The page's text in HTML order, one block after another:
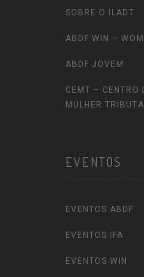
SOBRE O ILADT
ABDF WIN –
ABDF JOVEM
CEMT – CENTRO
MULHER
EVENTOS
EVENTOS ABDF
EVENTOS IFA
EVENTOS WIN